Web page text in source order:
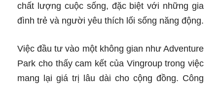
chất lượng cuộc sống, đặc biệt với những gia
đình trẻ và người yêu thích lối sống năng động.
Việc đầu tư vào một không gian như Adventure
Park cho thấy cam kết của Vingroup trong việc
mang lại giá trị lâu dài cho cộng đồng. Công